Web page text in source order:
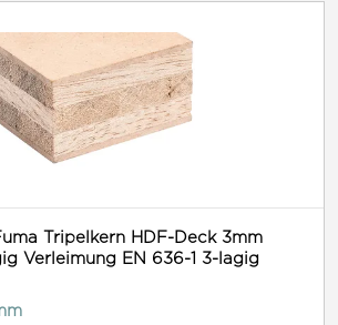
Tripelkern HDF-Deck 3mm
Verleimung EN 636-1 3-lagig